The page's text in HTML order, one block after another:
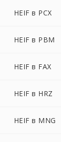
HEIF в PCX
HEIF в PBM
HEIF в FAX
HEIF в HRZ
HEIF в MNG